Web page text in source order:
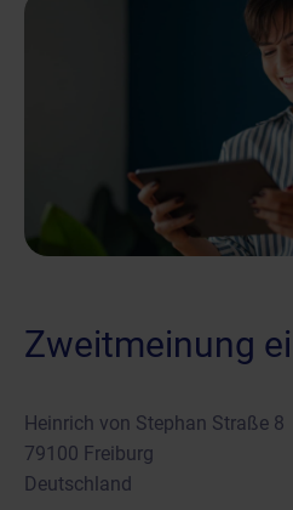
Zweitmeinung
Heinrich von Stephan Straße 8
79100 Freiburg
Deutschland